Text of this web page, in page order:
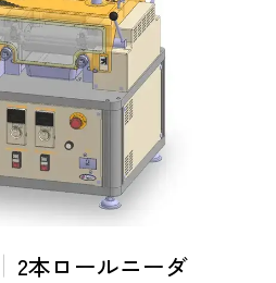
2本ロールニーダ